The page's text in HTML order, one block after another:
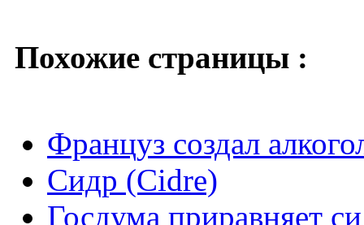
Похожие страницы :
Француз создал
Сидр (Cidre)
Госдума приравняет